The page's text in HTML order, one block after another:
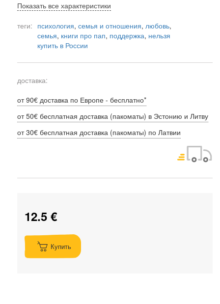
Показать все характеристики
теги: психология, семья и отношения, любовь,
семья, книги про пап, поддержка, нельзя
купить в России
доставка:
от 90€ доставка по Европе - бесплатно*
от 50€ бесплатная доставка (пакоматы) в Эстонию и Литву
от 30€ бесплатная доставка (пакоматы) по Латвии
12.5 €
Купить